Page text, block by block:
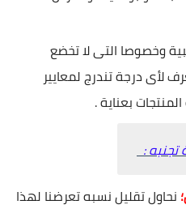
وخصوصا التى لا تخضع
لأى درجة تندرج لمعايير
بعناية .
تجنبه :
نحاول تقليل نسبه تعرضنا لهذا